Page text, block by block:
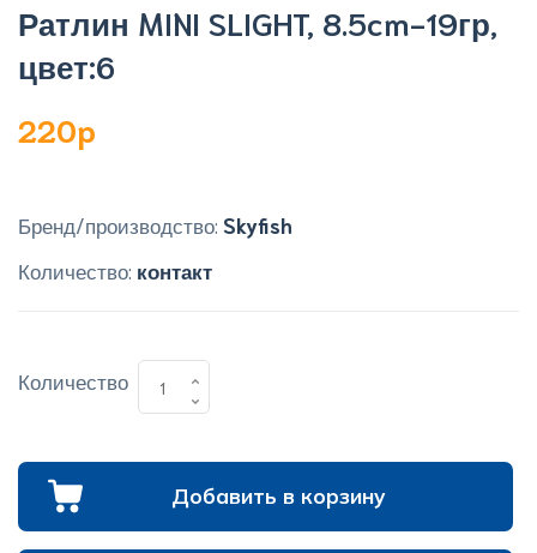
Ратлин MINI SLIGHT, 8.5cm-19гр,
цвет:6
220p
Бренд/производство: Skyfish
Количество: контакт
Количество
Добавить в корзину